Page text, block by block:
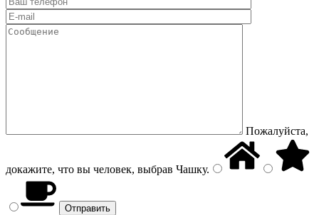
Пожалуйста,
докажите, что вы человек, выбрав Чашку.